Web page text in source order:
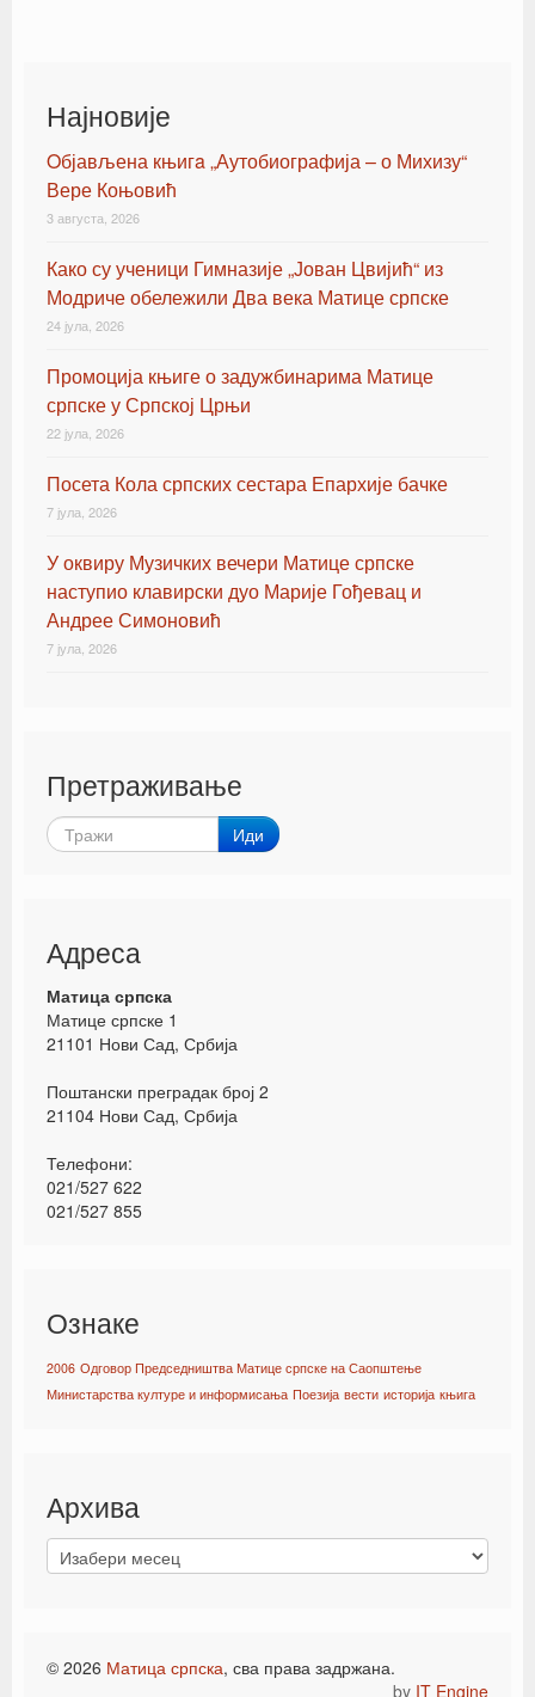
Најновије
Oбјављена књигa „Аутобиографија – о Михизу“
Вере Коњовић
3 августа, 2026
Како су ученици Гимназије „Јован Цвијић“ из
Модриче обележили Два века Матице српске
24 јула, 2026
Промоција књиге о задужбинарима Матице
српске у Српској Црњи
22 јула, 2026
Посета Кола српских сестара Епархије бачке
7 јула, 2026
У оквиру Музичких вечери Матице српске
наступио клавирски дуо Марије Гођевац и
Андрее Симоновић
7 јула, 2026
Претраживање
Иди
Адреса
Матица српска
Матице српске 1
21101 Нови Сад, Србија
Поштански преградак број 2
21104 Нови Сад, Србија
Телефони:
021/527 622
021/527 855
Ознаке
2006 Одговор Председништва Матице српске на Саопштење
Министарства културе и информисања Поезија вести историја књига
Архива
© 2026 Матица српска, сва права задржана.
by IT Engine